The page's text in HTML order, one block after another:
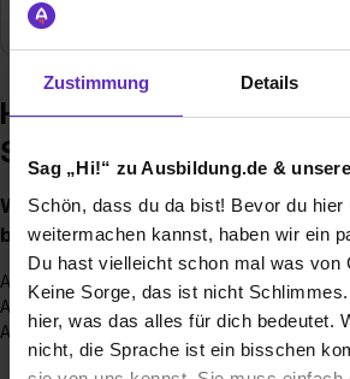
Zustimmung Details
Sag „Hi!“ zu Ausbildung.de &
Schön, dass du da bist! Bevor du hier
weitermachen kannst, haben wir ein
Du hast vielleicht schon mal was von
Keine Sorge, das ist nicht
hier, was das alles für dich bedeutet.
nicht, die Sprache ist ein bisschen
bei Ihnen übernommen zu werden?
Häufige Fragen zur
Simtra Deutschland GmbH
Welche Ausbildungen/Dualen
bieten Sie an?
Ausbildung zum Pharmakanten (m/w/d)
Ausbildung zum Chemielaboranten (m/w/d)
Ausbildung zur Produktionsfachkraft